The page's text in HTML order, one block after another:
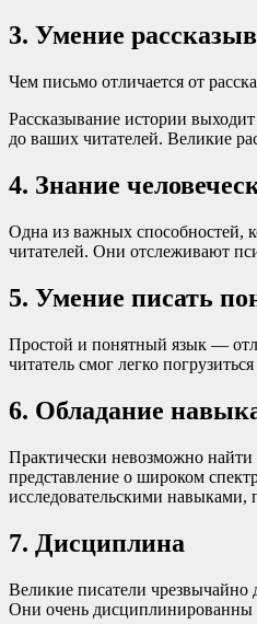
3. Умение
Чем письмо отличается от
Рассказывание истории
до ваших читателей. Великие
4. Знание
Одна из важных способностей,
читателей. Они отслеживают
5. Умение писать
Простой и понятный язык —
читатель смог легко
6. Обладание
Практически невозможно найти
представление о широком
исследовательскими навыками,
7. Дисциплина
Великие писатели
Они очень дисциплинированны